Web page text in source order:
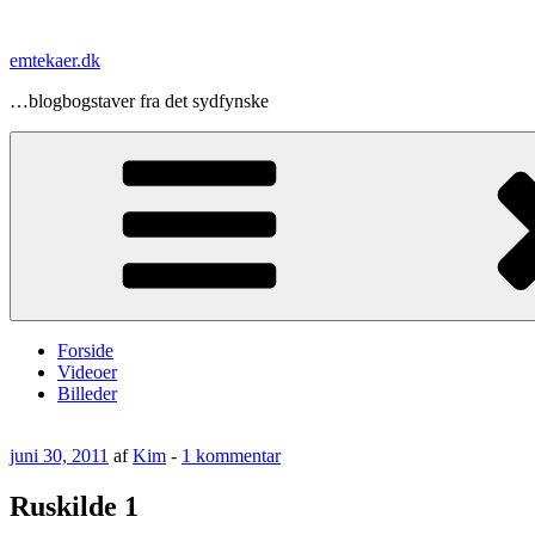
indhold
emtekaer.dk
…blogbogstaver fra det sydfynske
Forside
Videoer
Billeder
Udgivet
juni 30, 2011 afKim - 1 kommentartil
Ruskilde 1